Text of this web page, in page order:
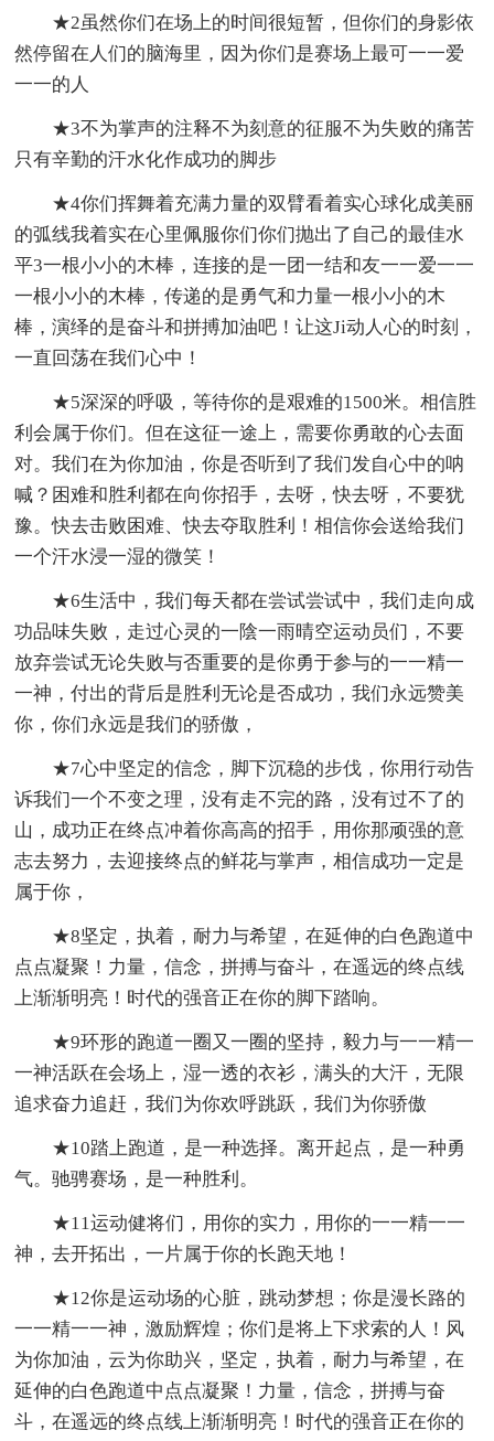
★2虽然你们在场上的时间很短暂，但你们的身影依
然停留在人们的脑海里，因为你们是赛场上最可一一爱
一一的人
★3不为掌声的注释不为刻意的征服不为失败的痛苦
只有辛勤的汗水化作成功的脚步
★4你们挥舞着充满力量的双臂看着实心球化成美丽
的弧线我着实在心里佩服你们你们抛出了自己的最佳水
平3一根小小的木棒，连接的是一团一结和友一一爱一一
一根小小的木棒，传递的是勇气和力量一根小小的木
棒，演绎的是奋斗和拼搏加油吧！让这Ji动人心的时刻，
一直回荡在我们心中！
★5深深的呼吸，等待你的是艰难的1500米。相信胜
利会属于你们。但在这征一途上，需要你勇敢的心去面
对。我们在为你加油，你是否听到了我们发自心中的呐
喊？困难和胜利都在向你招手，去呀，快去呀，不要犹
豫。快去击败困难、快去夺取胜利！相信你会送给我们
一个汗水浸一湿的微笑！
★6生活中，我们每天都在尝试尝试中，我们走向成
功品味失败，走过心灵的一陰一雨晴空运动员们，不要
放弃尝试无论失败与否重要的是你勇于参与的一一精一
一神，付出的背后是胜利无论是否成功，我们永远赞美
你，你们永远是我们的骄傲，
★7心中坚定的信念，脚下沉稳的步伐，你用行动告
诉我们一个不变之理，没有走不完的路，没有过不了的
山，成功正在终点冲着你高高的招手，用你那顽强的意
志去努力，去迎接终点的鲜花与掌声，相信成功一定是
属于你，
★8坚定，执着，耐力与希望，在延伸的白色跑道中
点点凝聚！力量，信念，拼搏与奋斗，在遥远的终点线
上渐渐明亮！时代的强音正在你的脚下踏响。
★9环形的跑道一圈又一圈的坚持，毅力与一一精一
一神活跃在会场上，湿一透的衣衫，满头的大汗，无限
追求奋力追赶，我们为你欢呼跳跃，我们为你骄傲
★10踏上跑道，是一种选择。离开起点，是一种勇
气。驰骋赛场，是一种胜利。
★11运动健将们，用你的实力，用你的一一精一一
神，去开拓出，一片属于你的长跑天地！
★12你是运动场的心脏，跳动梦想；你是漫长路的
一一精一一神，激励辉煌；你们是将上下求索的人！风
为你加油，云为你助兴，坚定，执着，耐力与希望，在
延伸的白色跑道中点点凝聚！力量，信念，拼搏与奋
斗，在遥远的终点线上渐渐明亮！时代的强音正在你的